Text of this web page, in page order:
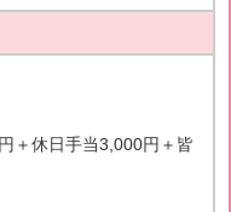
＋休日手当3,000円＋皆